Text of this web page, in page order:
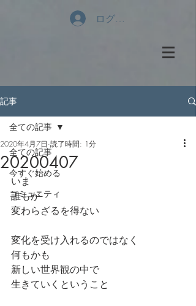
ログイン
記事
全ての記事
今すぐ始める
コミュニティ
全ての記事
20200407
2020年4月7日 読了時間: 1分
いま
誰もが
変わらざるを得ない
変化を受け入れるのではなく
何もかも
新しい世界観の中で
生きていくということ